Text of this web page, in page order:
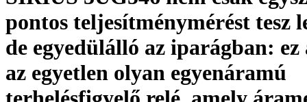
pontos teljesítménymérést tesz
de egyedülálló az iparágban: ez
az egyetlen olyan egyenáramú